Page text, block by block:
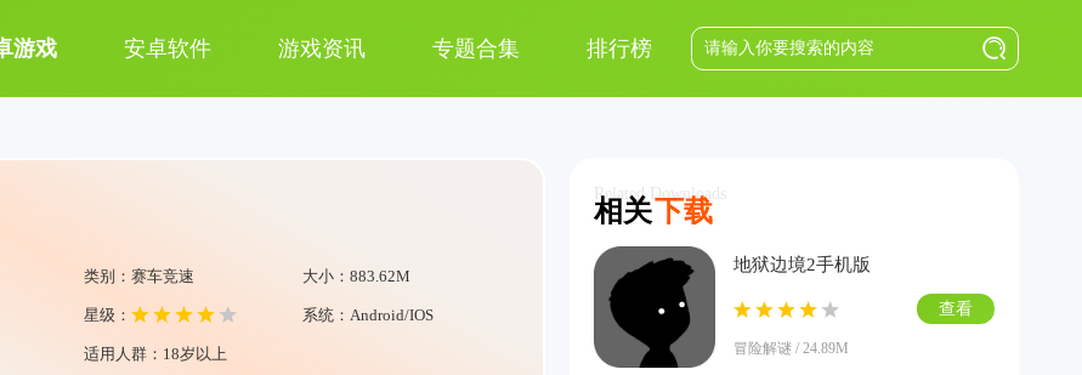
游戏 安卓软件 游戏资讯 专题合集 排行榜
类别：赛车竞速 大小：883.62M
星级： 系统：Android/IOS
适用人群：18岁以上
相关下载
Related Downloads
地狱边境2手机版
冒险解谜 / 24.89M
查看